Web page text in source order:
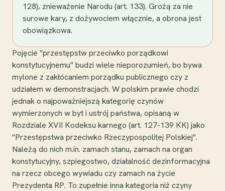
128), znieważenie Narodu (art. 133). Grożą za nie
surowe kary, z dożywociem włącznie, a obrona jest
obowiązkowa.
Pojęcie "przestępstw przeciwko porządkowi
konstytucyjnemu" budzi wiele nieporozumień, bo bywa
mylone z zakłócaniem porządku publicznego czy z
udziałem w demonstracjach. W polskim prawie chodzi
jednak o najpoważniejszą kategorię czynów
wymierzonych w byt i ustrój państwa, opisaną w
Rozdziale XVII Kodeksu karnego (art. 127-139 KK) jako
"Przestępstwa przeciwko Rzeczypospolitej Polskiej".
Należą do nich m.in. zamach stanu, zamach na organ
konstytucyjny, szpiegostwo, działalność dezinformacyjna
na rzecz obcego wywiadu czy zamach na życie
Prezydenta RP. To zupełnie inna kategoria niż czyny